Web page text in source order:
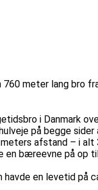
760 meter lang bro
i Danmark
på begge
afstand – i
en bæreevne på op
en levetid på